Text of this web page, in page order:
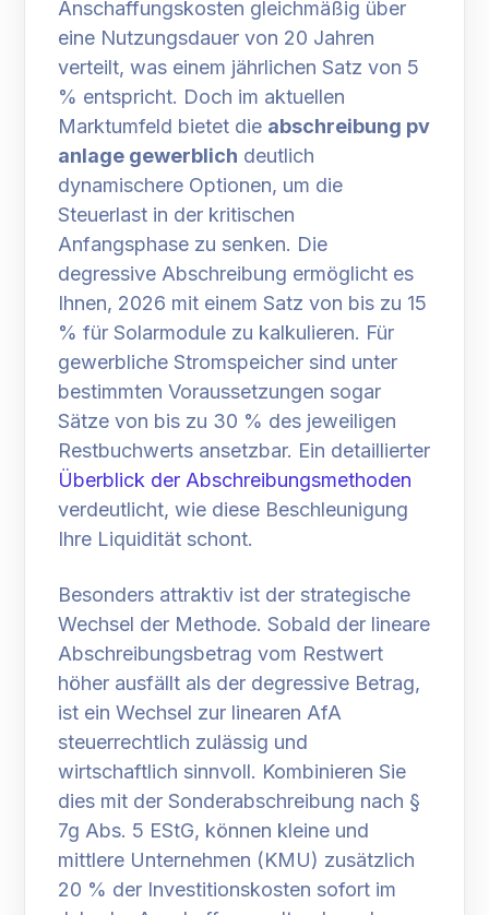
Anschaffungskosten gleichmäßig über
eine Nutzungsdauer von 20 Jahren
verteilt, was einem jährlichen Satz von 5
% entspricht. Doch im aktuellen
Marktumfeld bietet die abschreibung pv
anlage gewerblich deutlich
dynamischere Optionen, um die
Steuerlast in der kritischen
Anfangsphase zu senken. Die
degressive Abschreibung ermöglicht es
Ihnen, 2026 mit einem Satz von bis zu 15
% für Solarmodule zu kalkulieren. Für
gewerbliche Stromspeicher sind unter
bestimmten Voraussetzungen sogar
Sätze von bis zu 30 % des jeweiligen
Restbuchwerts ansetzbar. Ein detaillierter
Überblick der Abschreibungsmethoden
verdeutlicht, wie diese Beschleunigung
Ihre Liquidität schont.
Besonders attraktiv ist der strategische
Wechsel der Methode. Sobald der lineare
Abschreibungsbetrag vom Restwert
höher ausfällt als der degressive Betrag,
ist ein Wechsel zur linearen AfA
steuerrechtlich zulässig und
wirtschaftlich sinnvoll. Kombinieren Sie
dies mit der Sonderabschreibung nach §
7g Abs. 5 EStG, können kleine und
mittlere Unternehmen (KMU) zusätzlich
20 % der Investitionskosten sofort im